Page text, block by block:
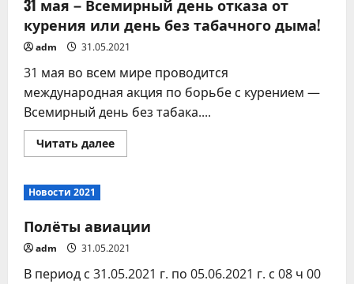
31 мая – Всемирный день отказа от
курения или день без табачного дыма!
adm 31.05.2021
31 мая во всем мире проводится
международная акция по борьбе с курением —
Всемирный день без табака....
Читать далееПрочитать
больше
отказа
от
курения
день
Новости 2021
Полёты авиации
adm 31.05.2021
В период с 31.05.2021 г. по 05.06.2021 г. с 08 ч 00